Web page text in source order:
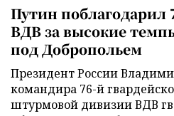
Путин
ВДВ за высокие
под Добропольем
Президент России
командира 76-й
штурмовой дивизии ВДВ